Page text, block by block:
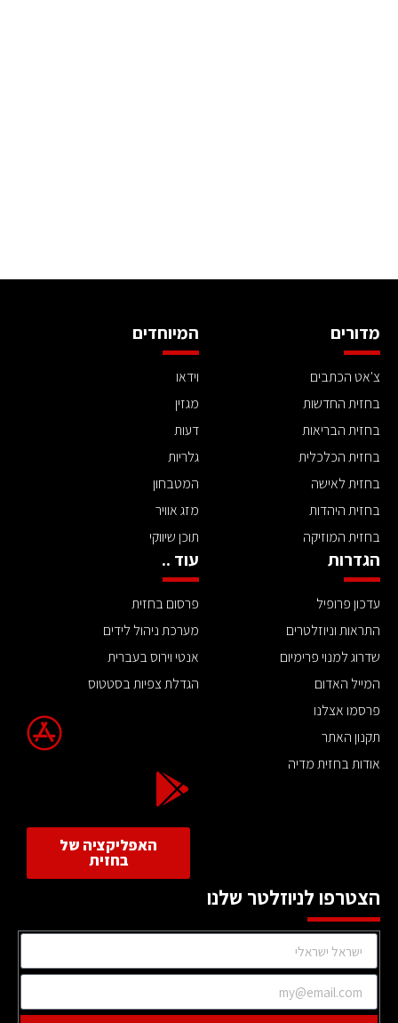
מדורים
צ'אט הכתבים
בחזית החדשות
בחזית הבריאות
בחזית הכלכלית
בחזית לאישה
בחזית היהדות
בחזית המוזיקה
המיוחדים
וידאו
מגזין
דעות
גלריות
המטבחון
מזג אוויר
תוכן שיווקי
הגדרות
עדכון פרופיל
התראות וניוזלטרים
שדרוג למנוי פרימיום
המייל האדום
פרסמו אצלנו
תקנון האתר
אודות בחזית מדיה
עוד ..
פרסום בחזית
מערכת ניהול לידים
אנטי וירוס בעברית
הגדלת צפיות בסטטוס
האפליקציה של
בחזית
הצטרפו לניוזלטר שלנו